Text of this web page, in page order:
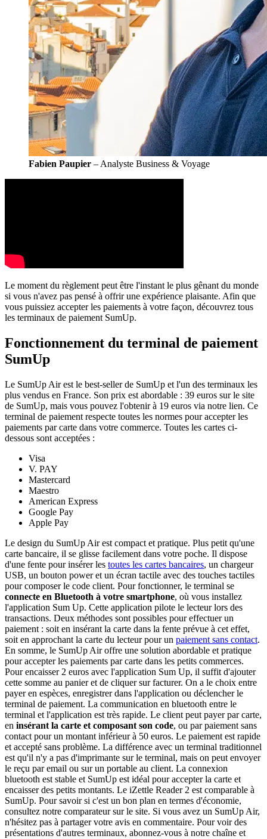
Fabien Paupier – Analyste Business & Voyage
Le moment du règlement peut être l'instant le plus gênant du monde
si vous n'avez pas pensé à offrir une expérience plaisante. Afin que
vous puissiez accepter les paiements à votre façon, découvrez tous
les terminaux de paiement SumUp.
Fonctionnement du terminal de paiement
SumUp
Le SumUp Air est le best-seller de SumUp et l'un des terminaux les
plus vendus en France. Son prix est abordable : 39 euros sur le site
de SumUp, mais vous pouvez l'obtenir à 19 euros via notre lien. Ce
terminal de paiement respecte toutes les normes pour accepter les
paiements par carte dans votre commerce. Toutes les cartes ci-
dessous sont acceptées :
Visa
V. PAY
Mastercard
Maestro
American Express
Google Pay
Apple Pay
Le design du SumUp Air est compact et pratique. Plus petit qu'une
carte bancaire, il se glisse facilement dans votre poche. Il dispose
d'une fente pour insérer les toutes les cartes bancaires, un chargeur
USB, un bouton power et un écran tactile avec des touches tactiles
pour composer le code client. Pour fonctionner, le terminal se
connecte en Bluetooth à votre smartphone, où vous installez
l'application Sum Up. Cette application pilote le lecteur lors des
transactions. Deux méthodes sont possibles pour effectuer un
paiement : soit en insérant la carte dans la fente prévue à cet effet,
soit en approchant la carte du lecteur pour un paiement sans contact.
En somme, le SumUp Air offre une solution abordable et pratique
pour accepter les paiements par carte dans les petits commerces.
Pour encaisser 2 euros avec l'application Sum Up, il suffit d'ajouter
cette somme au panier et de cliquer sur facturer. On a le choix entre
payer en espèces, enregistrer dans l'application ou déclencher le
terminal de paiement. La communication en bluetooth entre le
terminal et l'application est très rapide. Le client peut payer par carte,
en insérant la carte et composant son code, ou par paiement sans
contact pour un montant inférieur à 50 euros. Le paiement est rapide
et accepté sans problème. La différence avec un terminal traditionnel
est qu'il n'y a pas d'imprimante sur le terminal, mais on peut envoyer
le reçu par email ou sur un portable au client. La connexion
bluetooth est stable et SumUp est idéal pour accepter la carte et
encaisser des petits montants. Le iZettle Reader 2 est comparable à
SumUp. Pour savoir si c'est un bon plan en termes d'économie,
consultez notre comparateur sur le site. Si vous avez un SumUp Air,
n'hésitez pas à partager votre avis en commentaire. Pour voir des
présentations d'autres terminaux, abonnez-vous à notre chaîne et